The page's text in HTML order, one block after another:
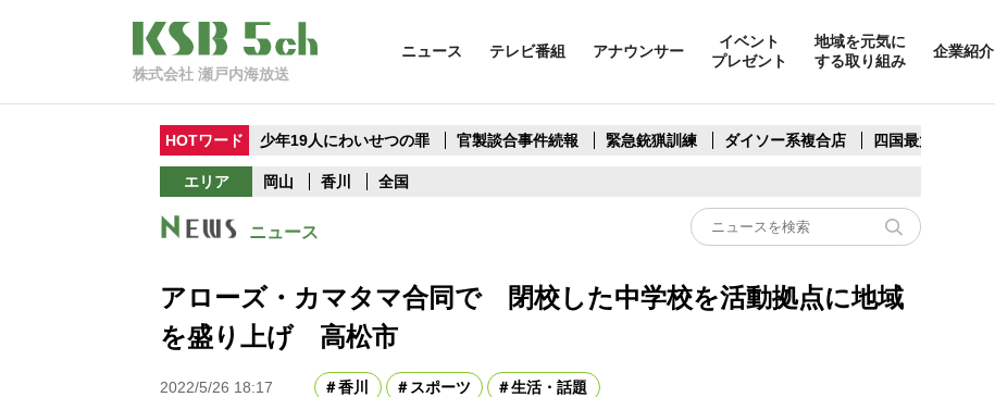
株式会社 瀬戸内海放送
ニュース テレビ番組 アナウンサー
イベント
プレゼント
地域を元気に
する取り組み
企業紹介
HOTワード 少年19人にわいせつの罪 官製談合事件続報 緊急銃猟訓練 ダイソー系複合店 四国最大スリコ
エリア 岡山 香川 全国
ニュース
アローズ・カマタマ合同で 閉校した中学校を活動拠点に地域
を盛り上げ 高松市
2022/5/26 18:17 香川 スポーツ 生活・話題